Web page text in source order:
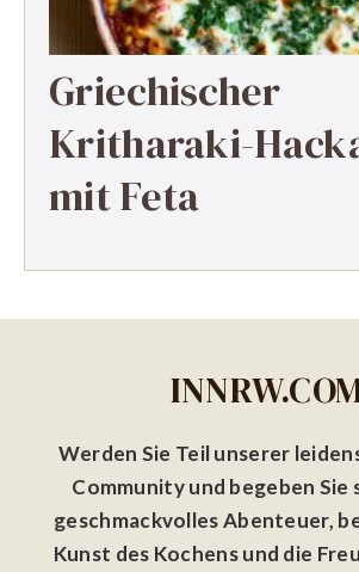
Griechischer
Kritharaki-
mit Feta
Werden Sie Teil unserer
Community und begeben Sie
geschmackvolles Abenteuer,
Kunst des Kochens und die